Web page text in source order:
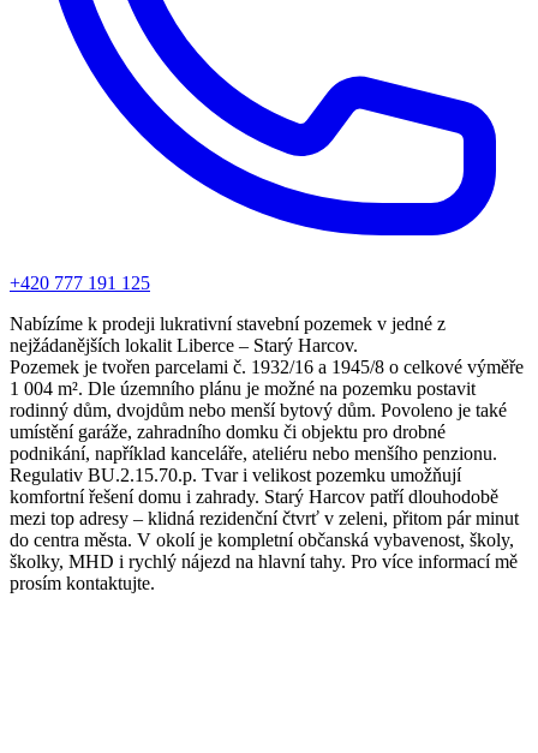
+420 777 191 125
Nabízíme k prodeji lukrativní stavební pozemek v jedné z
nejžádanějších lokalit Liberce – Starý Harcov.
Pozemek je tvořen parcelami č. 1932/16 a 1945/8 o celkové výměře
1 004 m². Dle územního plánu je možné na pozemku postavit
rodinný dům, dvojdům nebo menší bytový dům. Povoleno je také
umístění garáže, zahradního domku či objektu pro drobné
podnikání, například kanceláře, ateliéru nebo menšího penzionu.
Regulativ BU.2.15.70.p. Tvar i velikost pozemku umožňují
komfortní řešení domu i zahrady. Starý Harcov patří dlouhodobě
mezi top adresy – klidná rezidenční čtvrť v zeleni, přitom pár minut
do centra města. V okolí je kompletní občanská vybavenost, školy,
školky, MHD i rychlý nájezd na hlavní tahy. Pro více informací mě
prosím kontaktujte.